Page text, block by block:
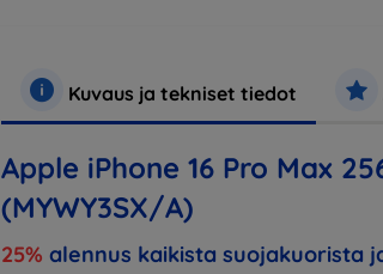
Kuvaus ja tekniset tiedot
Apple iPhone 16 Pro Max
(MYWY3SX/A)
25% alennus kaikista suojakuorista